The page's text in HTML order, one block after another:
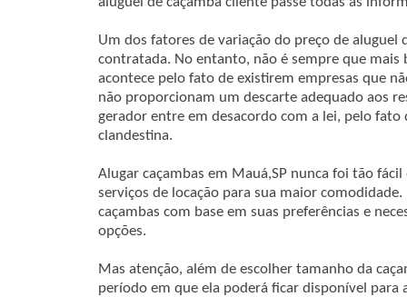
Um dos fatores de variação do preço de aluguel
contratada. No entanto, não é sempre que mais
acontece pelo fato de existirem empresas que
não proporcionam um descarte adequado aos
gerador entre em desacordo com a lei, pelo
clandestina.
Alugar caçambas em Mauá,SP nunca foi tão
serviços de locação para sua maior
caçambas com base em suas preferências e
opções.
Mas atenção, além de escolher tamanho da
período em que ela poderá ficar disponível para